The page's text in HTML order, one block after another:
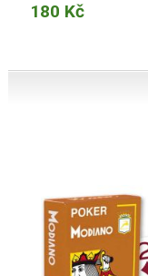
180 Kč